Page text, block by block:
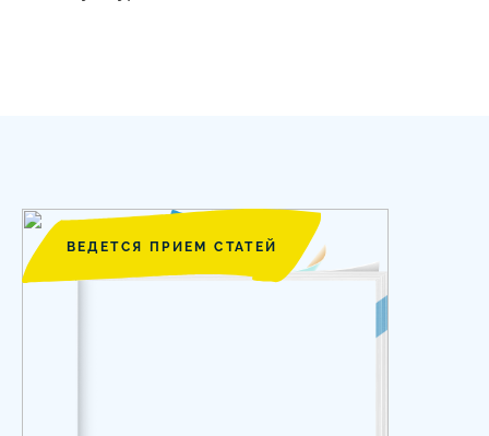
ВЕДЕТСЯ ПРИЕМ СТАТЕЙ